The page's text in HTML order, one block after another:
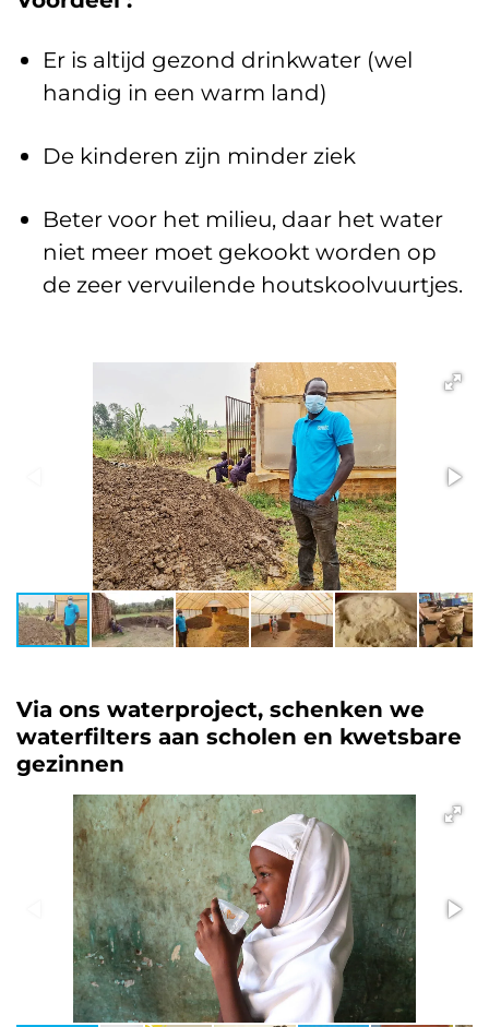
Er is altijd gezond drinkwater (wel
handig in een warm land)
De kinderen zijn minder ziek
Beter voor het milieu, daar het water
niet meer moet gekookt worden op
de zeer vervuilende houtskoolvuurtjes.
Via ons waterproject, schenken we
waterfilters aan scholen en kwetsbare
gezinnen